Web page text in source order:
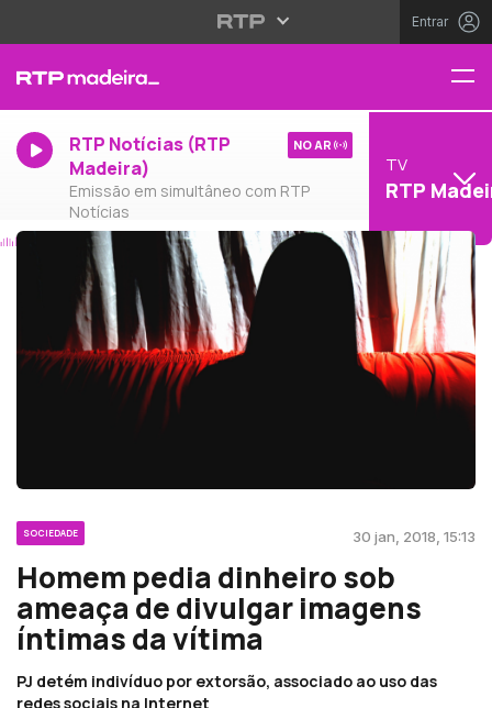
Entrar
RTP Notícias (RTP
Madeira)
Emissão em simultâneo com RTP
Notícias
NO AR
TV
RTP
SOCIEDADE 30 jan, 2018, 15:13
Homem pedia dinheiro sob
ameaça de divulgar imagens
íntimas da vítima
PJ detém indivíduo por extorsão, associado ao uso das
redes sociais na Internet